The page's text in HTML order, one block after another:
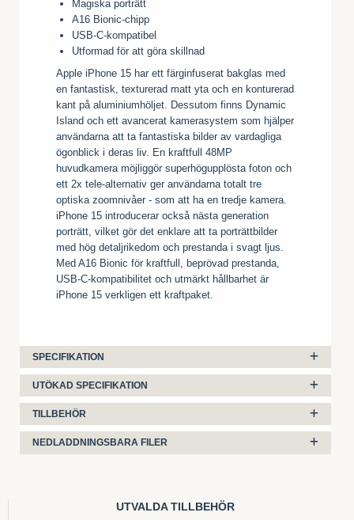
Magiska porträtt
A16 Bionic-chipp
USB-C-kompatibel
Utformad för att göra skillnad
Apple iPhone 15 har ett färginfuserat bakglas med
en fantastisk, texturerad matt yta och en konturerad
kant på aluminiumhöljet. Dessutom finns Dynamic
Island och ett avancerat kamerasystem som hjälper
användarna att ta fantastiska bilder av vardagliga
ögonblick i deras liv. En kraftfull 48MP
huvudkamera möjliggör superhögupplösta foton och
ett 2x tele-alternativ ger användarna totalt tre
optiska zoomnivåer - som att ha en tredje kamera.
iPhone 15 introducerar också nästa generation
porträtt, vilket gör det enklare att ta porträttbilder
med hög detaljrikedom och prestanda i svagt ljus.
Med A16 Bionic för kraftfull, beprövad prestanda,
USB-C-kompatibilitet och utmärkt hållbarhet är
iPhone 15 verkligen ett kraftpaket.
SPECIFIKATION
UTÖKAD SPECIFIKATION
TILLBEHÖR
NEDLADDNINGSBARA FILER
UTVALDA TILLBEHÖR